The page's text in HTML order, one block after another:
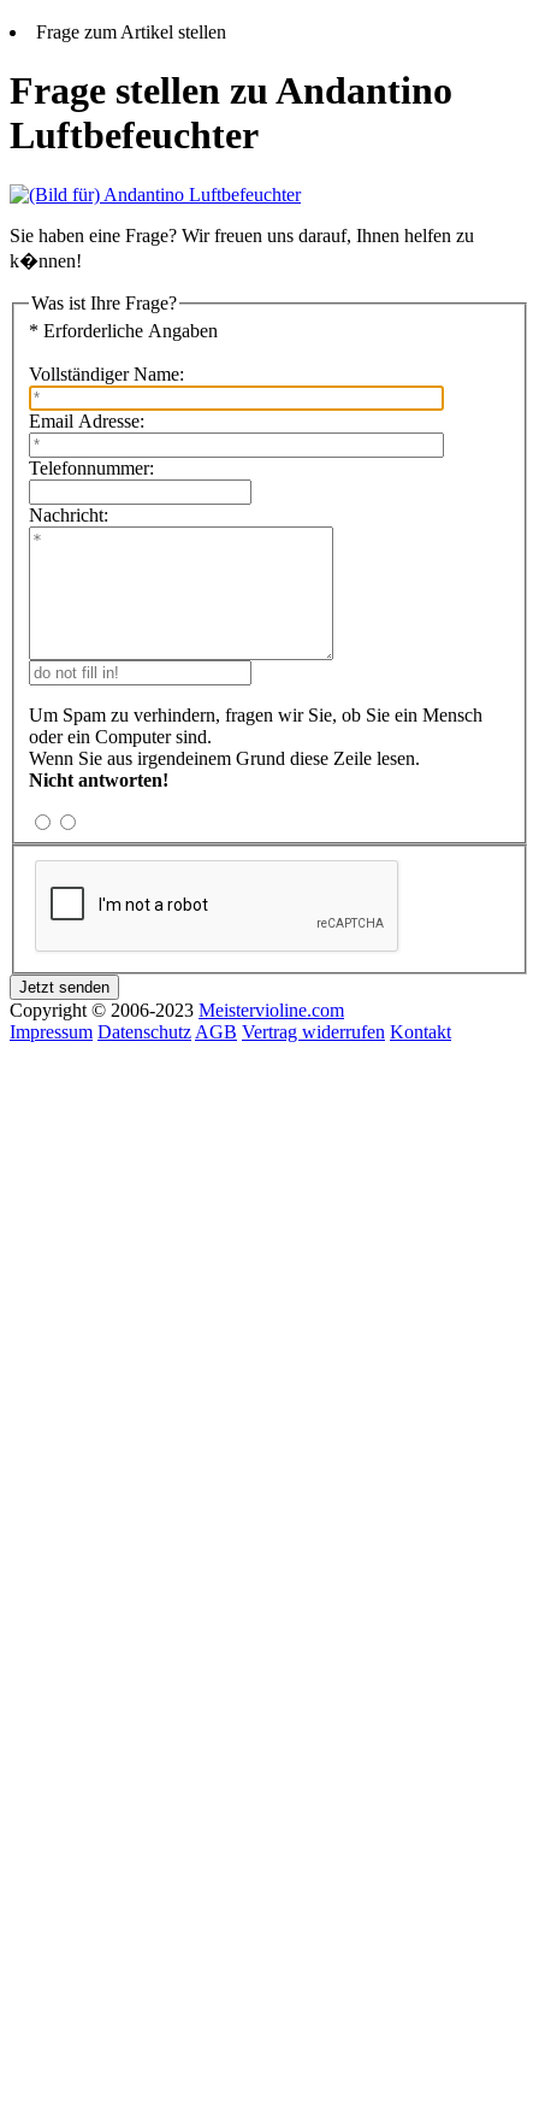
Frage zum Artikel stellen
Frage stellen zu Andantino
Luftbefeuchter
Sie haben eine Frage? Wir freuen uns darauf, Ihnen helfen zu
k�nnen!
Was ist Ihre Frage?
* Erforderliche Angaben
Vollständiger Name:
Email Adresse:
Telefonnummer:
Nachricht:
Um Spam zu verhindern, fragen wir Sie, ob Sie ein Mensch
oder ein Computer sind.
Wenn Sie aus irgendeinem Grund diese Zeile lesen.
Nicht antworten!
Copyright © 2006-2023 Meistervioline.com
Impressum Datenschutz AGB Vertrag widerrufen Kontakt